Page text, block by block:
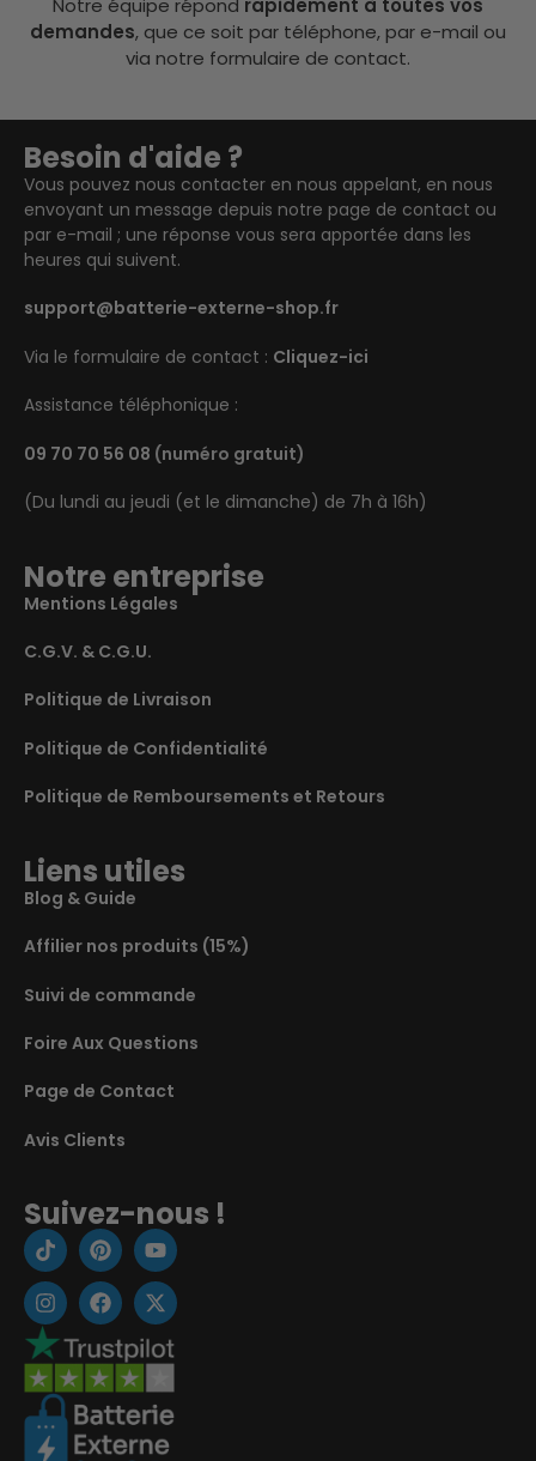
Notre équipe répond rapidement à toutes vos
demandes, que ce soit par téléphone, par e-mail ou
via notre formulaire de contact.
Besoin d'aide ?
Vous pouvez nous contacter en nous appelant, en nous
envoyant un message depuis notre page de contact ou
par e-mail ; une réponse vous sera apportée dans les
heures qui suivent.
support@batterie-externe-shop.fr
Via le formulaire de contact : Cliquez-ici
Assistance téléphonique :
09 70 70 56 08 (numéro gratuit)
(Du lundi au jeudi (et le dimanche) de 7h à 16h)
Notre entreprise
Mentions Légales
C.G.V. & C.G.U.
Politique de Livraison
Politique de Confidentialité
Politique de Remboursements et Retours
Liens utiles
Blog & Guide
Affilier nos produits (15%)
Suivi de commande
Foire Aux Questions
Page de Contact
Avis Clients
Suivez-nous !